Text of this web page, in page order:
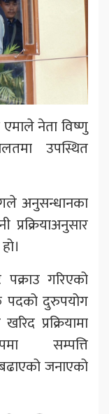
एमाले नेता विष्णु
उपस्थित
अनुसन्धानका
गरिएको
पदको दुरुपयोग
प्रक्रियामा
सम्पत्ति
जनाएको